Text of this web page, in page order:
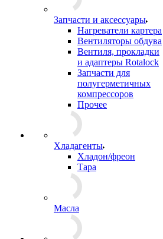
Запчасти и аксессуары
Нагреватели картера
Вентиляторы обдува
Вентиля, прокладки
и адаптеры Rotalock
Запчасти для
полугерметичных
компрессоров
Прочее
Хладагенты
Хладон/фреон
Тара
Масла